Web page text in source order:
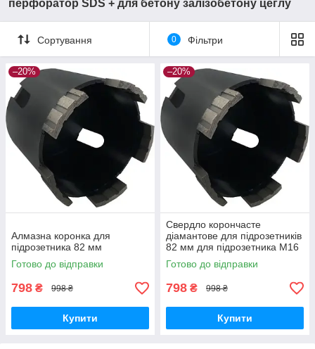
перфоратор SDS + для бетону залізобетону цеглу
Сортування 0 Фільтри
–20%
Алмазна коронка для
підрозетника 82 мм
Готово до відправки
798 ₴ 998 ₴
Купити
–20%
Свердло корончасте
діамантове для підрозетників
82 мм для підрозетника М16
на перфоратор
Готово до відправки
798 ₴ 998 ₴
Купити